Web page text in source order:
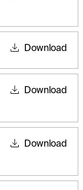
Download
Download
Download